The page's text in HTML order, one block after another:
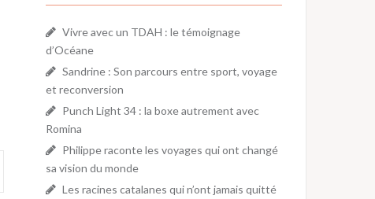
Vivre avec un TDAH : le témoignage
d’Océane
Sandrine : Son parcours entre sport, voyage
et reconversion
Punch Light 34 : la boxe autrement avec
Romina
Philippe raconte les voyages qui ont changé
sa vision du monde
Les racines catalanes qui n’ont jamais quitté